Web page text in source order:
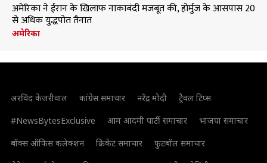
अमेरिका ने ईरान के खिलाफ नाकाबंदी मजबूत की, होर्मुज के आसपास 20
से अधिक युद्धपोत तैनात
अमेरिका
अरविंद केजरीवाल कांग्रेस समाचार नरेंद्र मोदी
ट्रैवल टिप्स
#NewsBytesExclusive
आम आदमी पार्टी समाचार
भाजपा समाचार
बॉक्स ऑफिस कलेक्शन
क्रिकेट समाचार
फुटबॉल समाचार